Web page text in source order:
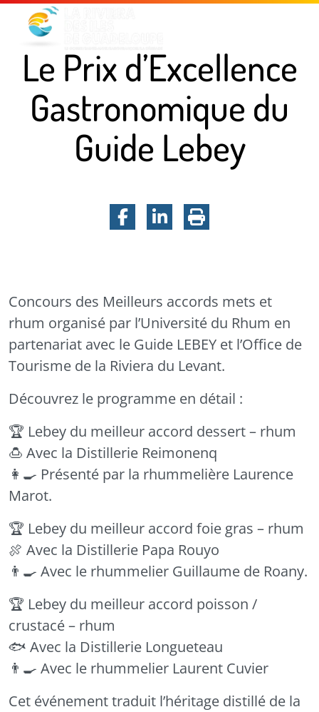
Menu principal
Contenu principal
Pied de page
Le Prix d’Excellence
Gastronomique du
Guide Lebey
Facebook
LinkedInImprimer la
Le Prix d’Excellence
Concours des Meilleurs accords mets et
rhum organisé par l’Université du Rhum en
partenariat avec le Guide LEBEY et l’Office de
Tourisme de la Riviera du Levant.
Découvrez le programme en détail :
🏆 Lebey du meilleur accord dessert – rhum
🍮 Avec la Distillerie Reimonenq
👩‍🍳 Présenté par la rhummelière Laurence
Marot.
🏆 Lebey du meilleur accord foie gras – rhum
🍖 Avec la Distillerie Papa Rouyo
👨‍🍳 Avec le rhummelier Guillaume de Roany.
🏆 Lebey du meilleur accord poisson /
crustacé – rhum
🐟 Avec la Distillerie Longueteau
👨‍🍳 Avec le rhummelier Laurent Cuvier
Cet événement traduit l’héritage distillé de la